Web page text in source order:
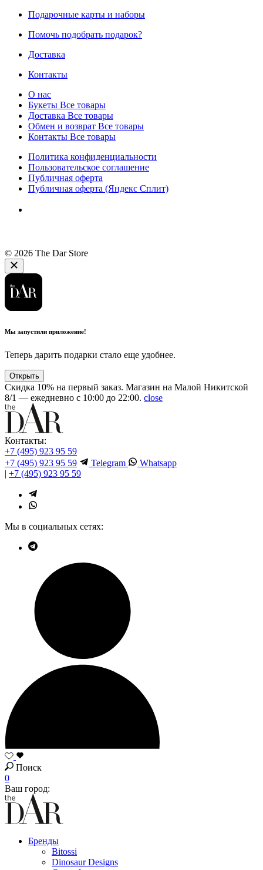
Подарочные карты и наборы
Помочь подобрать подарок?
Доставка
Контакты
О нас
Букеты Все товары
Доставка Все товары
Обмен и возврат Все товары
Контакты Все товары
Политика конфиденциальности
Пользовательское соглашение
Публичная оферта
Публичная оферта (Яндекс Сплит)
© 2026 The Dar Store
Мы запустили приложение!
Теперь дарить подарки стало еще удобнее.
Открыть
Скидка 10% на первый заказ. Магазин на Малой Никитской
8/1 — ежедневно с 10:00 до 22:00. close
Контакты:
+7 (495) 923 95 59
+7 (495) 923 95 59
Telegram
Whatsapp
| +7 (495) 923 95 59
Мы в социальных сетях:
Поиск
0
Ваш город:
Бренды
Bitossi
Dinosaur Designs